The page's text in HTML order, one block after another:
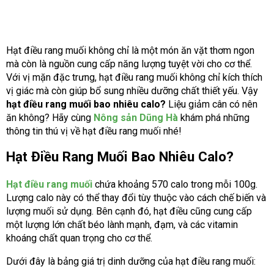
Hạt điều rang muối không chỉ là một món ăn vặt thơm ngon
mà còn là nguồn cung cấp năng lượng tuyệt vời cho cơ thể.
Với vị mặn đặc trưng, hạt điều rang muối không chỉ kích thích
vị giác mà còn giúp bổ sung nhiều dưỡng chất thiết yếu. Vậy
hạt điều rang muối bao nhiêu calo? Liệu giảm cân có nên
ăn không? Hãy cùng Nông sản Dũng Hà khám phá những
thông tin thú vị về hạt điều rang muối nhé!
Hạt Điều Rang Muối Bao Nhiêu Calo?
Hạt điều rang muối chứa khoảng 570 calo trong mỗi 100g.
Lượng calo này có thể thay đổi tùy thuộc vào cách chế biến và
lượng muối sử dụng. Bên cạnh đó, hạt điều cũng cung cấp
một lượng lớn chất béo lành mạnh, đạm, và các vitamin
khoáng chất quan trọng cho cơ thể.
Dưới đây là bảng giá trị dinh dưỡng của hạt điều rang muối: